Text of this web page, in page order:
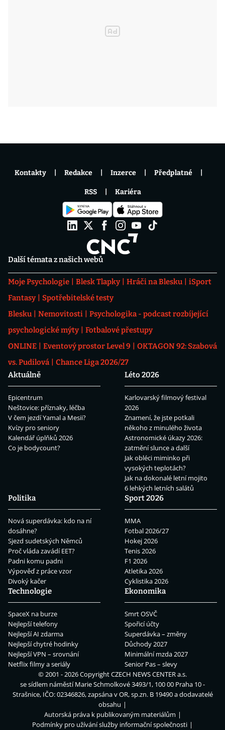
Další témata z našich webů
Moje Psychologie Blesk Tlapky Hráči na Blesku
iSport
Fantasy
Spotřebitelské testy
Blesku
Nemovitosti
Psychologika - podcast rozbíjející
psychologické mýty
Fotbalové přestupy
ONLINE
Eventový prostor Level 9
OKTAGON 92: Szabová
vs. Pudilová
Chance Liga 2026/27
Aktuálně
Epicentrum
Neštovice: příznaky, léčba
V čem jezdí Yamal a Mesii?
Kvízy pro seniory
Kalendář úplňků 2026
Co je bodycount?
Léto 2026
Karlovarský filmový festival
2026
Znamení, že jste potkali
někoho z minulého života
Astronomické úkazy 2026:
zatmění slunce a další
Jak obléci miminko při
vysokých teplotách?
Jak na dokonalé letní mojito
6 lehkých letních salátů
Politika
Nová superdávka: kdo na ní
dosáhne?
Sjezd sudetských Němců
Proč vláda zavádí EET?
Padni komu padni
Výpověď z práce vzor
Divoký kačer
Sport 2026
MMA
Fotbal 2026/27
Hokej 2026
Tenis 2026
F1 2026
Atletika 2026
Cyklistika 2026
Technologie
SpaceX na burze
Nejlepší telefony
Nejlepší AI zdarma
Nejlepší chytré hodinky
Nejlepší VPN – srovnání
Netflix filmy a seriály
Ekonomika
Smrt OSVČ
Spořicí účty
Superdávka – změny
Důchody 2027
Minimální mzda 2027
Senior Pas – slevy
Kontakty Redakce Inzerce Předplatné
RSS Kariéra
© 2001 - 2026 CopyrightCZECH NEWS CENTER a.s.
se sídlem náměstí Marie Schmolkové 3493/1, 100 00 Praha 10 -
Strašnice, IČO: 02346826, zapsána v OR, sp.zn. B 19490 a dodavatelé
obsahu
Autorská práva k publikovaným materiálům
Podmínky pro užívání služby informační společnosti